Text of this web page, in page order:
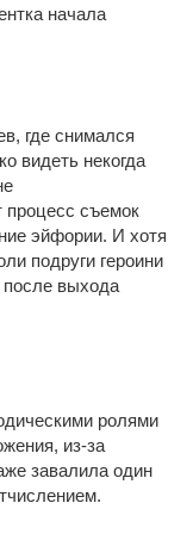
начала
где снимался
видеть некогда
процесс съемок
эйфории. И хотя
подруги героини
после выхода
ролями
из-за
завалила один